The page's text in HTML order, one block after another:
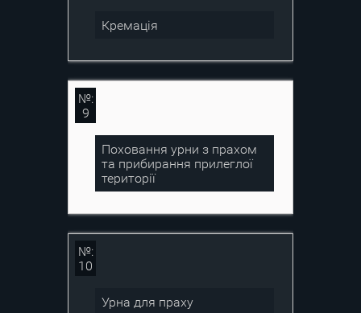
Кремація
№:
9
Поховання урни з прахом
та прибирання прилеглої
території
№:
10
Урна для праху